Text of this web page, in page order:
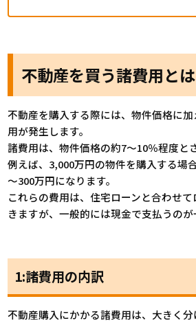
不動産を買う諸費用と
不動産を購入する際には、物件価格に
用が発生します。
諸費用は、物件価格の約7～10％程度と
例えば、3,000万円の物件を購入する場
～300万円になります。
これらの費用は、住宅ローンと合わせ
きますが、一般的には現金で支払うのが
1:諸費用の内訳
不動産購入にかかる諸費用は、大きく